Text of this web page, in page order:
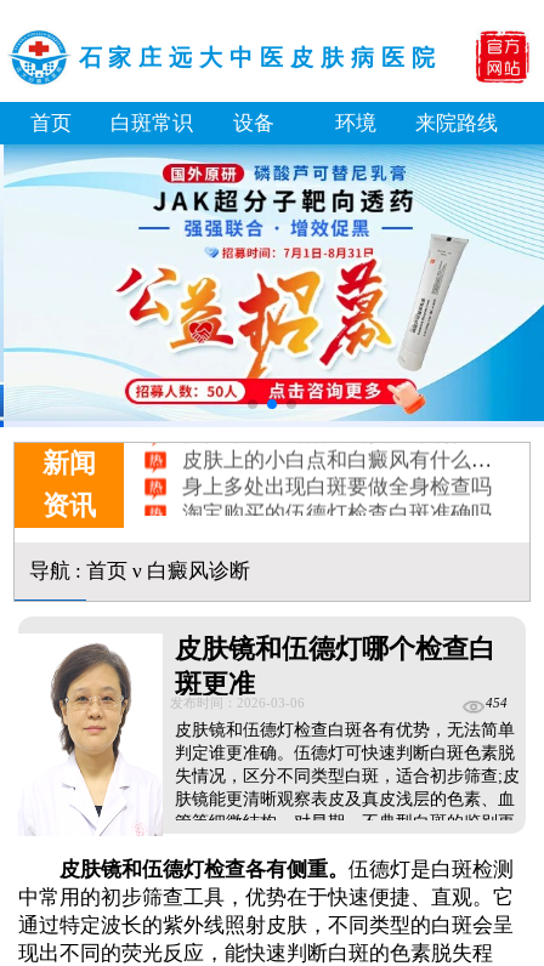
石家庄远大中医皮肤病医院
首页 白斑常识 设备 环境 来院路线
新闻
资讯
身体黑色素缺失是什么原因引起
白癜风打复色针有没有治好的案例
白癜风最初征兆什么样图片
初期白癜风和普通的色素减退斑怎么区分
伍德灯下不同颜色的荧光分别代表什么病
皮肤上的小白点和白癜风有什么区别
身上多处出现白斑要做全身检查吗
淘宝购买的伍德灯检查白斑准确吗
大面积白斑做全身仓光疗怎么样
导航: 首页ν 白癜风诊断
皮肤镜和伍德灯哪个检查白
斑更准
发布时间：2026-03-06 454
皮肤镜和伍德灯检查白斑各有优势，无法简单
判定谁更准确。伍德灯可快速判断白斑色素脱
失情况，区分不同类型白斑，适合初步筛查;皮
肤镜能更清晰观察表皮及真皮浅层的色素、血
管等细微结构，对早期、不典型白斑的鉴别更
用伍德灯结合三维皮肤CT的综合检测方式，从
外观、色素脱失程度到黑色素细胞形态全面评
估，让白斑诊断更准确，为后续治疗提供可靠
依据。...
皮肤镜和伍德灯检查各有侧重。 伍德灯是白斑检测
中常用的初步筛查工具，优势在于快速便捷、直观。它
通过特定波长的紫外线照射皮肤，不同类型的白斑会呈
现出不同的荧光反应，能快速判断白斑的色素脱失程